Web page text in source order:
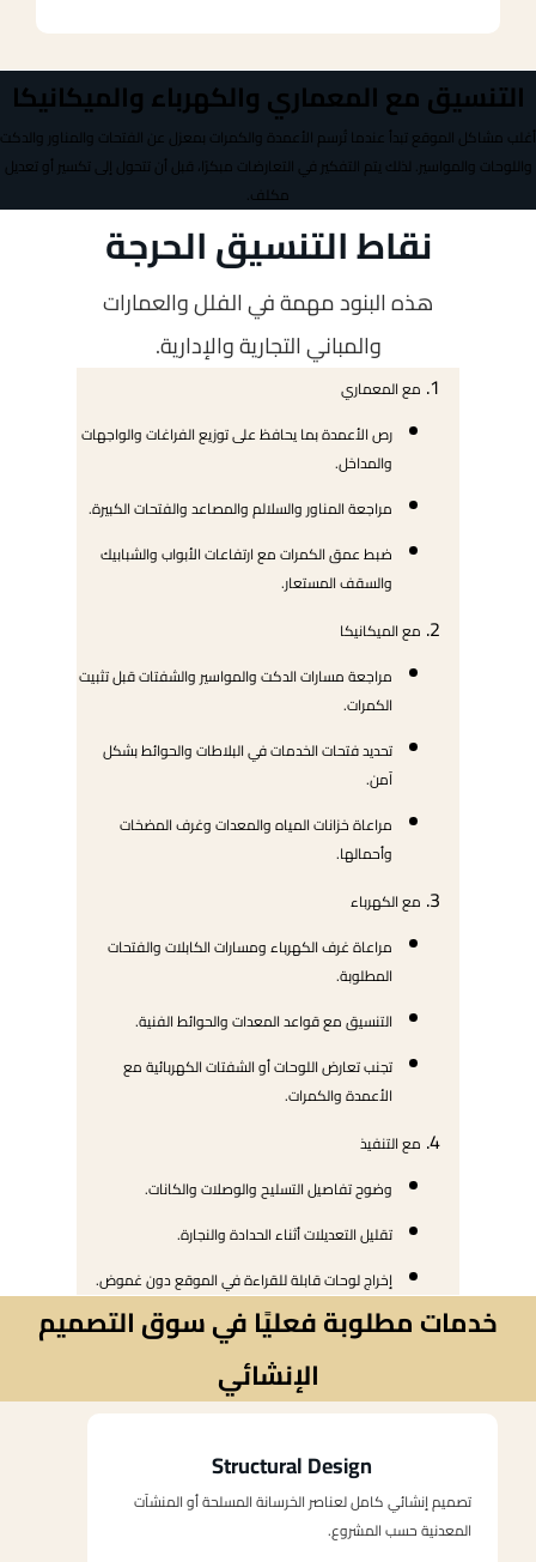
التنسيق مع المعماري والكهرباء والميكانيكا
أغلب مشاكل الموقع تبدأ عندما تُرسم الأعمدة والكمرات بمعزل عن الفتحات والمناور والدكت
واللوحات والمواسير. لذلك يتم التفكير في التعارضات مبكرًا، قبل أن تتحول إلى تكسير أو تعديل
مكلف.
نقاط التنسيق الحرجة
هذه البنود مهمة في الفلل والعمارات
والمباني التجارية والإدارية.
مع المعماري
رص الأعمدة بما يحافظ على توزيع الفراغات والواجهات
والمداخل.
مراجعة المناور والسلالم والمصاعد والفتحات الكبيرة.
ضبط عمق الكمرات مع ارتفاعات الأبواب والشبابيك
والسقف المستعار.
مع الميكانيكا
مراجعة مسارات الدكت والمواسير والشفتات قبل تثبيت
الكمرات.
تحديد فتحات الخدمات في البلاطات والحوائط بشكل
آمن.
مراعاة خزانات المياه والمعدات وغرف المضخات
وأحمالها.
مع الكهرباء
مراعاة غرف الكهرباء ومسارات الكابلات والفتحات
المطلوبة.
التنسيق مع قواعد المعدات والحوائط الفنية.
تجنب تعارض اللوحات أو الشفتات الكهربائية مع
الأعمدة والكمرات.
مع التنفيذ
وضوح تفاصيل التسليح والوصلات والكانات.
تقليل التعديلات أثناء الحدادة والنجارة.
إخراج لوحات قابلة للقراءة في الموقع دون غموض.
خدمات مطلوبة فعليًا في سوق التصميم
الإنشائي
Structural Design
تصميم إنشائي كامل لعناصر الخرسانة المسلحة أو المنشآت
المعدنية حسب المشروع.